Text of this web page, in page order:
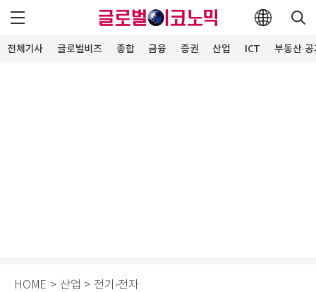
전체기사 글로벌비즈 종합 금융 증권 산업 ICT 부동산·
HOME > 산업 > 전기·전자